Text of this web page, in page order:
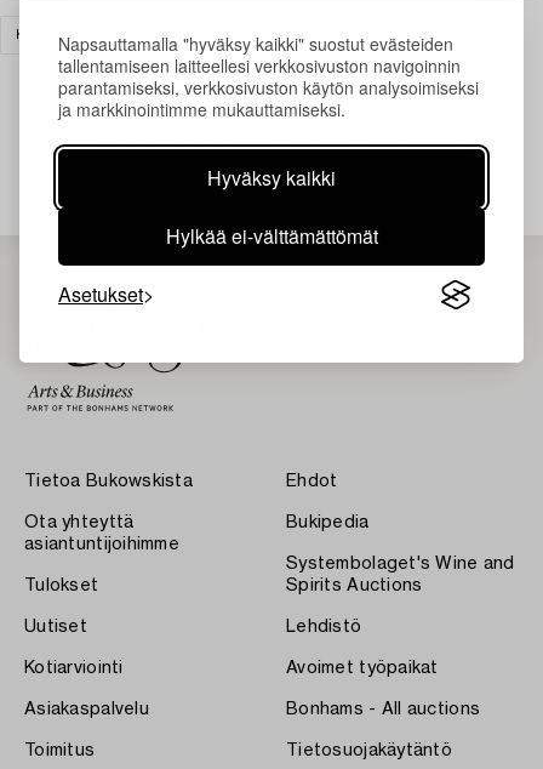
Napsauttamalla "hyväksy kaikki" suostut evästeiden
tallentamiseen laitteellesi verkkosivuston navigoinnin
parantamiseksi, verkkosivuston käytön analysoimiseksi
ja markkinointimme mukauttamiseksi.
Hyväksy kaikki
Hylkää ei-välttämättömät
Asetukset
KIRJAT & KÄSIKIRJOITUKSET
Juuri nyt ei löytynyt hakuasi vastaavia kohteita.
Tietoa Bukowskista
Ota yhteyttä
asiantuntijoihimme
Tulokset
Uutiset
Kotiarviointi
Asiakaspalvelu
Toimitus
Ehdot
Bukipedia
Systembolaget's Wine and
Spirits Auctions
Lehdistö
Avoimet työpaikat
Bonhams - All auctions
Tietosuojakäytäntö